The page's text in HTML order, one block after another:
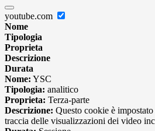
youtube.com
Nome
Tipologia
Proprieta
Descrizione
Durata
Nome: YSC
Tipologia: analitico
Proprieta: Terza-parte
Descrizione: Questo cookie è
traccia delle visualizzazioni dei video